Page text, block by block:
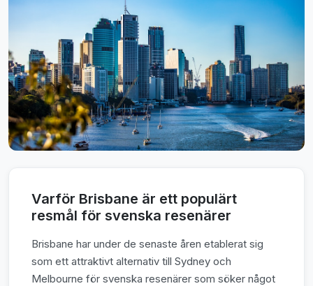
Varför Brisbane är ett populärt
resmål för svenska resenärer
Brisbane har under de senaste åren etablerat sig
som ett attraktivt alternativ till Sydney och
Melbourne för svenska resenärer som söker något